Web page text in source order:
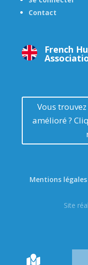
Contact
French
Vous
amélioré ?
Mentions
Site